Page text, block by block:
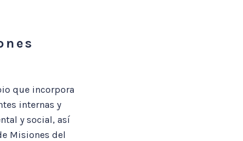
que incorpora
internas y
y social, así
Misiones del